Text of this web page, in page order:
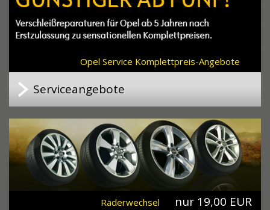
Opel Service Komplettpreis-Angebote
Serviceangebote
Räderwechsel
nur 19,00 EUR